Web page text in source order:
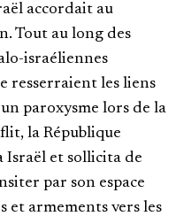
accordait au
Tout au long des
israéliennes
resserraient les liens
paroxysme lors de la
la République
Israël et sollicita de
par son espace
et armements vers les